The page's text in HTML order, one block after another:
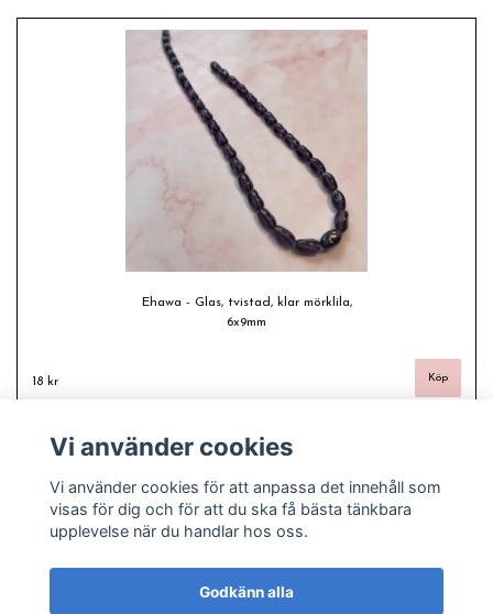
Ehawa - Glas, tvistad, klar mörklila,
6x9mm
18 kr
Vi använder cookies
Vi använder cookies för att anpassa det innehåll som
visas för dig och för att du ska få bästa tänkbara
upplevelse när du handlar hos oss.
Godkänn alla